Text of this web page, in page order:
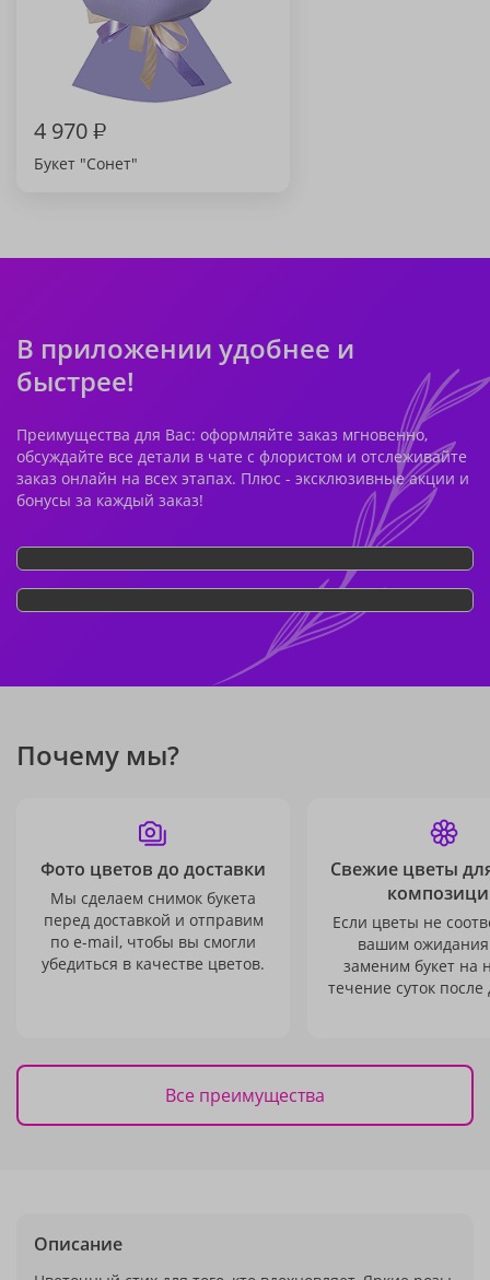
4 970₽
Букет "Сонет"
В приложении удобнее и
быстрее!
Преимущества для Вас: оформляйте заказ мгновенно,
обсуждайте все детали в чате с флористом и отслеживайте
заказ онлайн на всех этапах. Плюс - эксклюзивные акции и
бонусы за каждый заказ!
Почему мы?
Фото цветов до доставки
Мы сделаем снимок букета
перед доставкой и отправим
по e-mail, чтобы вы смогли
убедиться в качестве цветов.
Свежие цветы
Если цветы не
вашим
заменим букет на
течение суток после
Все преимущества
Описание